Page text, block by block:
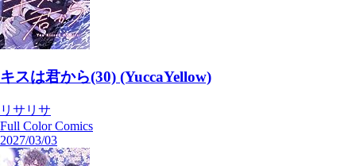
キスは君から(30) (YuccaYellow)
リサリサ
Full Color Comics
2027/03/03